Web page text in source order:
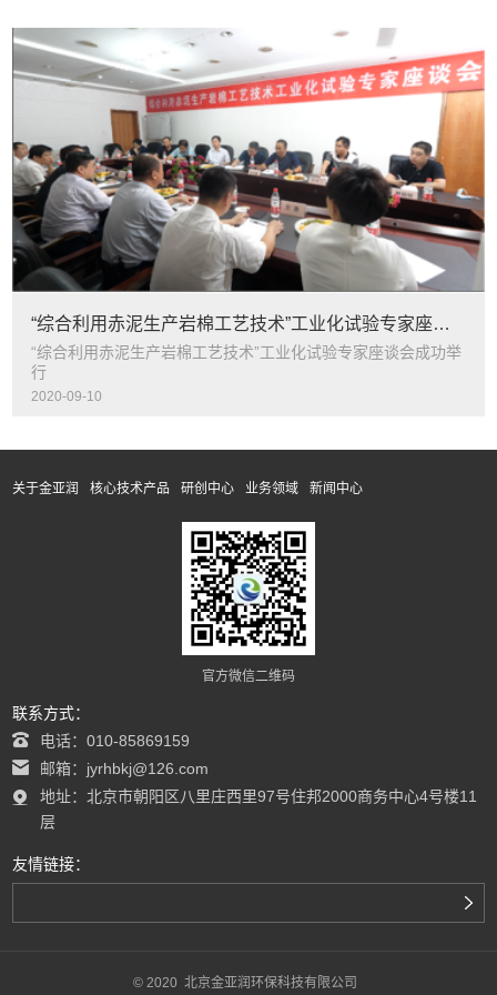
“综合利用赤泥生产岩棉工艺技术”工业化试验专家座谈会成功举行
“综合利用赤泥生产岩棉工艺技术”工业化试验专家座谈会成功举
行
2020-09-10
关于金亚润 核心技术产品 研创中心 业务领域 新闻中心
官方微信二维码
联系方式：
电话：010-85869159
邮箱：jyrhbkj@126.com
地址：北京市朝阳区八里庄西里97号住邦2000商务中心4号楼11
层
友情链接：
© 2020 北京金亚润环保科技有限公司